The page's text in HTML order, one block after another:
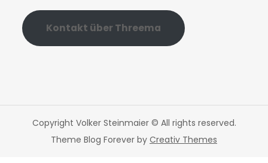
Kontakt über Threema
Copyright Volker Steinmaier © All rights reserved.
Theme Blog Forever by Creativ Themes